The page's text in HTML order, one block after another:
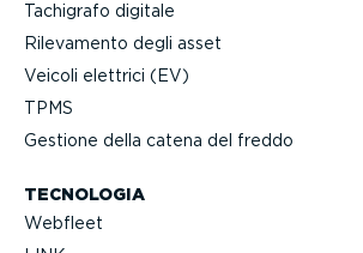
Tachigrafo digitale
Rilevamento degli asset
Veicoli elettrici (EV)
TPMS
Gestione della catena del freddo
TECNOLOGIA
Webfleet